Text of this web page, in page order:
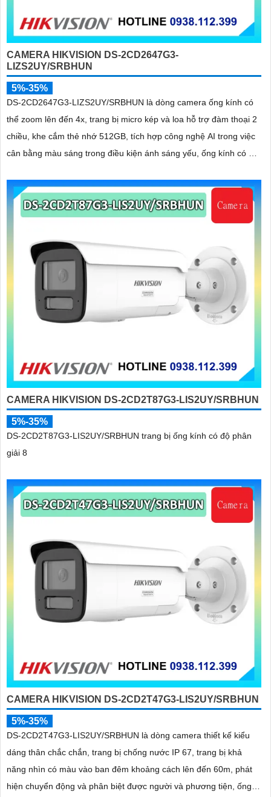
CAMERA HIKVISION DS-2CD2647G3-
LIZS2UY/SRBHUN
5%-35%
DS-2CD2647G3-LIZS2UY/SRBHUN là dòng camera ống kính có
thể zoom lên đến 4x, trang bị micro kép và loa hỗ trợ đàm thoại 2
chiều, khe cắm thẻ nhớ 512GB, tích hợp công nghệ AI trong việc
cân bằng màu sáng trong điều kiện ánh sáng yếu, ống kính có độ
CAMERA HIKVISION DS-2CD2T87G3-LIS2UY/SRBHUN
5%-35%
DS-2CD2T87G3-LIS2UY/SRBHUN trang bị ống kính có độ phân
giải 8
CAMERA HIKVISION DS-2CD2T47G3-LIS2UY/SRBHUN
5%-35%
DS-2CD2T47G3-LIS2UY/SRBHUN là dòng camera thiết kế kiểu
dáng thân chắc chắn, trang bị chống nước IP 67, trang bị khả
năng nhìn có màu vào ban đêm khoảng cách lên đến 60m, phát
hiện chuyển động và phân biệt được người và phương tiện, ống